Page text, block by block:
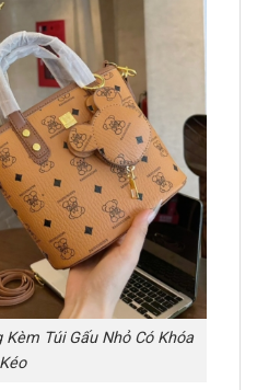
Kèm Túi Gấu Nhỏ Có Khóa
Kéo